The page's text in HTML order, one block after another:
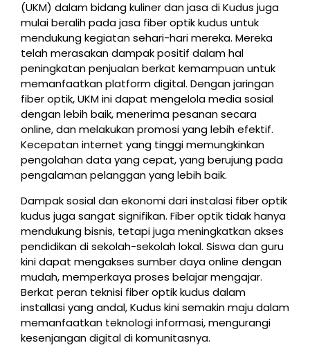
(UKM) dalam bidang kuliner dan jasa di Kudus juga
mulai beralih pada jasa fiber optik kudus untuk
mendukung kegiatan sehari-hari mereka. Mereka
telah merasakan dampak positif dalam hal
peningkatan penjualan berkat kemampuan untuk
memanfaatkan platform digital. Dengan jaringan
fiber optik, UKM ini dapat mengelola media sosial
dengan lebih baik, menerima pesanan secara
online, dan melakukan promosi yang lebih efektif.
Kecepatan internet yang tinggi memungkinkan
pengolahan data yang cepat, yang berujung pada
pengalaman pelanggan yang lebih baik.
Dampak sosial dan ekonomi dari instalasi fiber optik
kudus juga sangat signifikan. Fiber optik tidak hanya
mendukung bisnis, tetapi juga meningkatkan akses
pendidikan di sekolah-sekolah lokal. Siswa dan guru
kini dapat mengakses sumber daya online dengan
mudah, memperkaya proses belajar mengajar.
Berkat peran teknisi fiber optik kudus dalam
installasi yang andal, Kudus kini semakin maju dalam
memanfaatkan teknologi informasi, mengurangi
kesenjangan digital di komunitasnya.